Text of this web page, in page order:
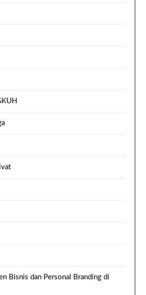
Bisnis dan Personal Branding di